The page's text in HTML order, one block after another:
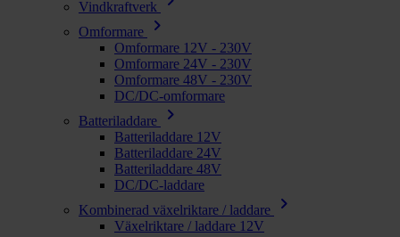
Vindkraftverk
Omformare chevron_right
Omformare 12V - 230V
Omformare 24V - 230V
Omformare 48V - 230V
DC/DC-omformare
Batteriladdare
chevron_right
Batteriladdare 12V
Batteriladdare 24V
Batteriladdare 48V
DC/DC-laddare
Kombinerad växelriktare / laddare
chevron_right
Växelriktare / laddare 12V